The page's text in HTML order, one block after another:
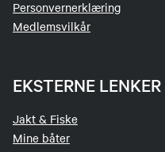
Personvernerklæring
Medlemsvilkår
EKSTERNE LENKER
Jakt & Fiske
Mine båter